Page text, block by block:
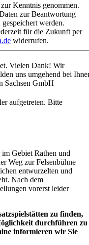
zur Kenntnis genommen.
zur Beantwortung
werden.
für die Zukunft per
widerrufen.
Vielen Dank! Wir
uns umgehend bei
Sachsen GmbH
aufgetreten. Bitte
Gebiet Rathen und
Weg zur Felsenbühne
entwurzelten und
Nach dem
vorerst leider
zu finden,
durchführen zu
informieren wir Sie